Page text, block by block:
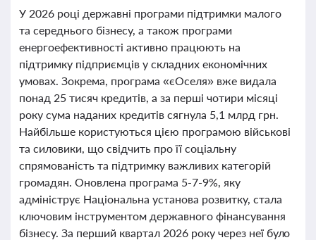
У 2026 році державні програми підтримки малого
та середнього бізнесу, а також програми
енергоефективності активно працюють на
підтримку підприємців у складних економічних
умовах. Зокрема, програма «єОселя» вже видала
понад 25 тисяч кредитів, а за перші чотири місяці
року сума наданих кредитів сягнула 5,1 млрд грн.
Найбільше користуються цією програмою військові
та силовики, що свідчить про її соціальну
спрямованість та підтримку важливих категорій
громадян. Оновлена програма 5-7-9%, яку
адмініструє Національна установа розвитку, стала
ключовим інструментом державного фінансування
бізнесу. За перший квартал 2026 року через неї було